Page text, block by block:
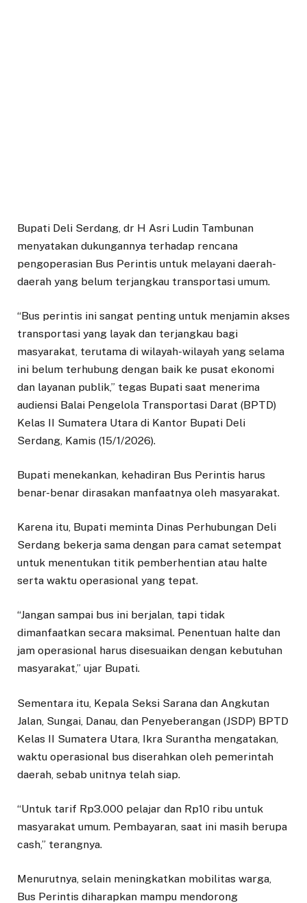
Bupati Deli Serdang, dr H Asri Ludin Tambunan
menyatakan dukungannya terhadap rencana
pengoperasian Bus Perintis untuk melayani daerah-
daerah yang belum terjangkau transportasi umum.
“Bus perintis ini sangat penting untuk menjamin akses
transportasi yang layak dan terjangkau bagi
masyarakat, terutama di wilayah-wilayah yang selama
ini belum terhubung dengan baik ke pusat ekonomi
dan layanan publik,” tegas Bupati saat menerima
audiensi Balai Pengelola Transportasi Darat (BPTD)
Kelas II Sumatera Utara di Kantor Bupati Deli
Serdang, Kamis (15/1/2026).
Bupati menekankan, kehadiran Bus Perintis harus
benar-benar dirasakan manfaatnya oleh masyarakat.
Karena itu, Bupati meminta Dinas Perhubungan Deli
Serdang bekerja sama dengan para camat setempat
untuk menentukan titik pemberhentian atau halte
serta waktu operasional yang tepat.
“Jangan sampai bus ini berjalan, tapi tidak
dimanfaatkan secara maksimal. Penentuan halte dan
jam operasional harus disesuaikan dengan kebutuhan
masyarakat,” ujar Bupati.
Sementara itu, Kepala Seksi Sarana dan Angkutan
Jalan, Sungai, Danau, dan Penyeberangan (JSDP) BPTD
Kelas II Sumatera Utara, Ikra Surantha mengatakan,
waktu operasional bus diserahkan oleh pemerintah
daerah, sebab unitnya telah siap.
“Untuk tarif Rp3.000 pelajar dan Rp10 ribu untuk
masyarakat umum. Pembayaran, saat ini masih berupa
cash,” terangnya.
Menurutnya, selain meningkatkan mobilitas warga,
Bus Perintis diharapkan mampu mendorong